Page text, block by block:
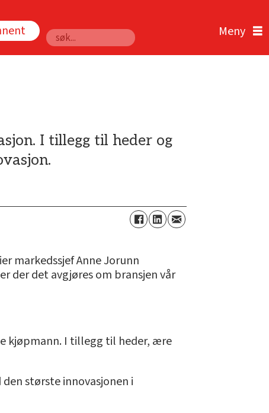
Søk
I tillegg til heder og
markedssjef Anne Jorunn
der det avgjøres om bransjen vår
kjøpmann. I tillegg til heder, ære
største innovasjonen i